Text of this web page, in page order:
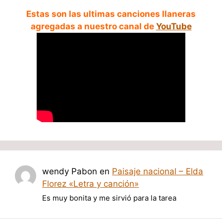
Estas son las ultimas canciones llaneras
agregadas a nuestro canal de YouTube
wendy Pabon en Paisaje nacional – Elda
Florez «Letra y canción»
Es muy bonita y me sirvió para la tarea